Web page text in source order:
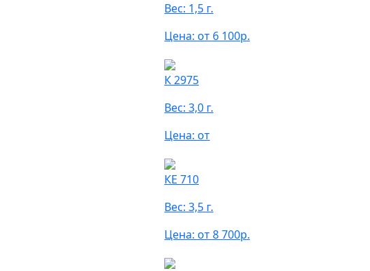
Вес: 1,5 г.
Цена: от 6 100р.
К 2975
Вес: 3,0 г.
Цена: от
КЕ 710
Вес: 3,5 г.
Цена: от 8 700р.